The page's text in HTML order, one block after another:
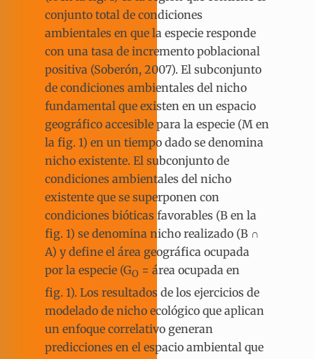
conjunto total de condiciones
ambientales en que la especie responde
con una tasa de incremento poblacional
positiva (Soberón, 2007). El subconjunto
de condiciones ambientales del nicho
fundamental que existen en un espacio
geográfico accesible para la especie (M en
la fig. 1) en un tiempo dado se denomina
nicho existente. El subconjunto de
condiciones ambientales del nicho
existente que se superponen con
condiciones bióticas favorables (B en la
fig. 1) se denomina nicho realizado (B ∩
A) y define el área geográfica ocupada
por la especie (GO = área ocupada en
fig. 1). Los resultados de los ejercicios de
modelado de nicho ecológico que aplican
un enfoque correlativo generan
predicciones en el espacio ambiental que